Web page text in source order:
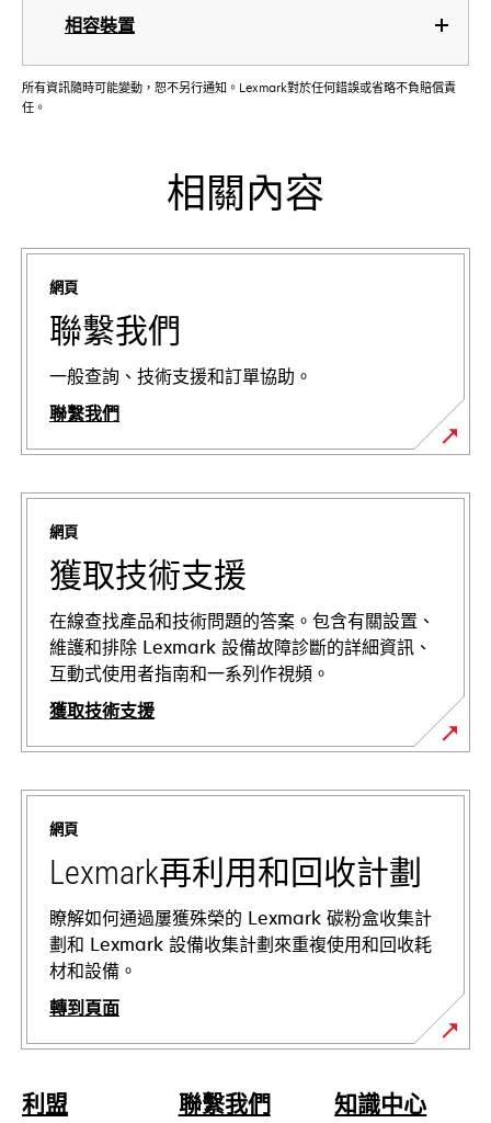
相容裝置
所有資訊隨時可能變動，恕不另行通知。Lexmark對於任何錯誤或省略不負賠償責
任。
相關內容
網頁
聯繫我們
一般查詢、技術支援和訂單協助。
聯繫我們
網頁
獲取技術支援
在線查找產品和技術問題的答案。包含有關設置、
維護和排除 Lexmark 設備故障診斷的詳細資訊、
互動式使用者指南和一系列作視頻。
獲取技術支援
opens
in
new
tab
網頁
Lexmark再利用和回收計劃
瞭解如何通過屢獲殊榮的 Lexmark 碳粉盒收集計
劃和 Lexmark 設備收集計劃來重複使用和回收耗
材和設備。
轉到頁面
利盟 聯繫我們 知識中心